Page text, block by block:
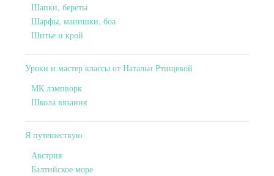
Шапки, береты
Шарфы, манишки, боа
Шитье и крой
Уроки и мастер классы от Натальи Ртищевой
МК лэмпворк
Школа вязания
Я путешествую
Австрия
Балтийское море